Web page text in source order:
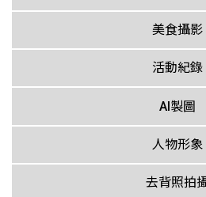
美食攝影
活動紀錄
AI製圖
人物形象
去背照拍